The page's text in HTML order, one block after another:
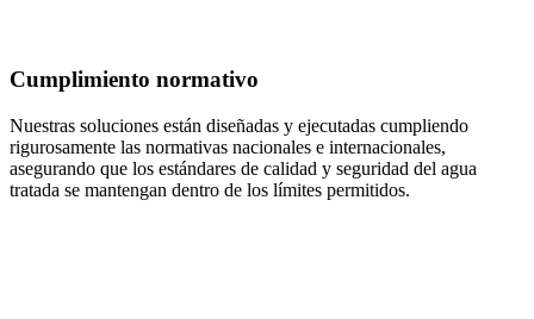
Cumplimiento normativo
Nuestras soluciones están diseñadas y ejecutadas cumpliendo
rigurosamente las normativas nacionales e internacionales,
asegurando que los estándares de calidad y seguridad del agua
tratada se mantengan dentro de los límites permitidos.